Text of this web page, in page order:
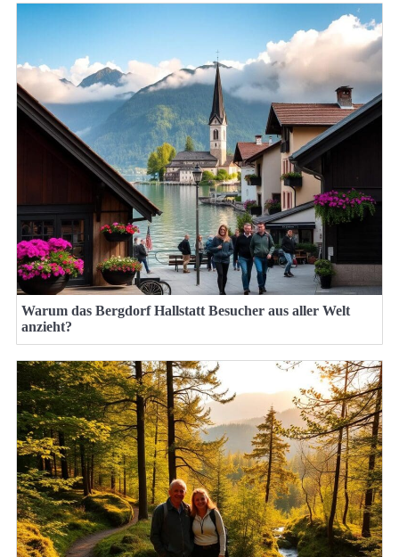
Warum das Bergdorf Hallstatt Besucher aus aller Welt
anzieht?